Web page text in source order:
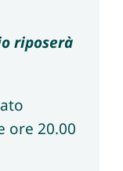
riposerà
ore 20.00